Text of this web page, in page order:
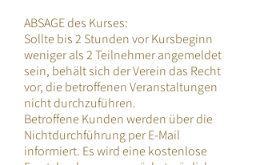
ABSAGE des Kurses:
Sollte bis 2 Stunden vor Kursbeginn
weniger als 2 Teilnehmer angemeldet
sein, behält sich der Verein das Recht
vor, die betroffenen Veranstaltungen
nicht durchzuführen.
Betroffene Kunden werden über die
Nichtdurchführung per E-Mail
informiert. Es wird eine kostenlose